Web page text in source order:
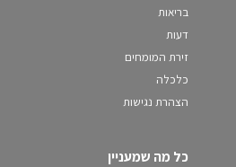
בריאות
דעות
זירת המומחים
כלכלה
הצהרת נגישות
כל מה שמעניין